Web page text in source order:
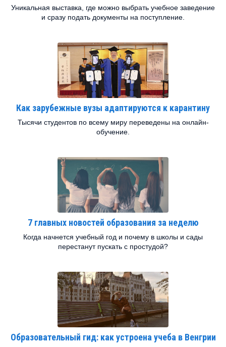
Уникальная выставка, где можно выбрать учебное заведение
и сразу подать документы на поступление.
Как зарубежные вузы адаптируются к карантину
Тысячи студентов по всему миру переведены на онлайн-
обучение.
7 главных новостей образования за неделю
Когда начнется учебный год и почему в школы и сады
перестанут пускать с простудой?
Образовательный гид: как устроена учеба в Венгрии